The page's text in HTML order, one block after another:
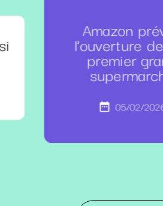
Amazon
l'ouverture
premier
05/02/